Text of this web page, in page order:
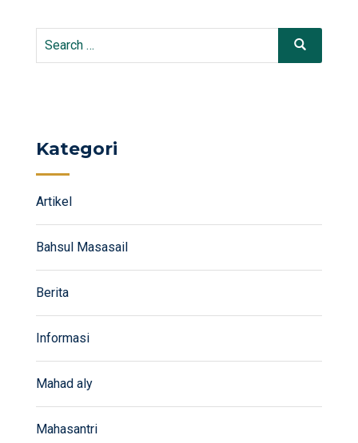
Search
Search
Kategori
Artikel
Bahsul Masasail
Berita
Informasi
Mahad aly
Mahasantri